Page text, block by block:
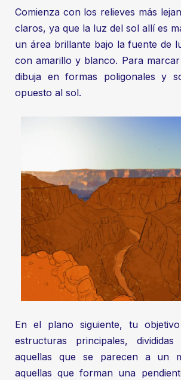
Comienza con los relieves más
claros, ya que la luz del sol allí es
un área brillante bajo la fuente de
con amarillo y blanco. Para
dibuja en formas poligonales y
opuesto al sol.
En el plano siguiente, tu
estructuras principales,
aquellas que se parecen a un
aquellas que forman una